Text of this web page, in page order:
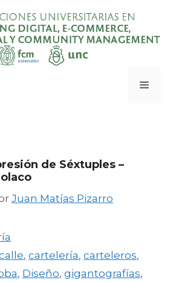
Menú
de Séxtuples –
Juan Matías Pizarro
,cartelería,carteleros,
, Diseño, gigantografías,